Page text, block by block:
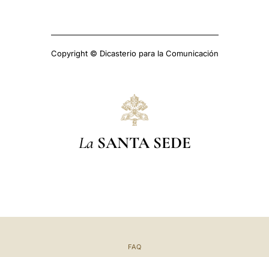
Copyright © Dicasterio para la Comunicación
La SANTA SEDE
FAQ